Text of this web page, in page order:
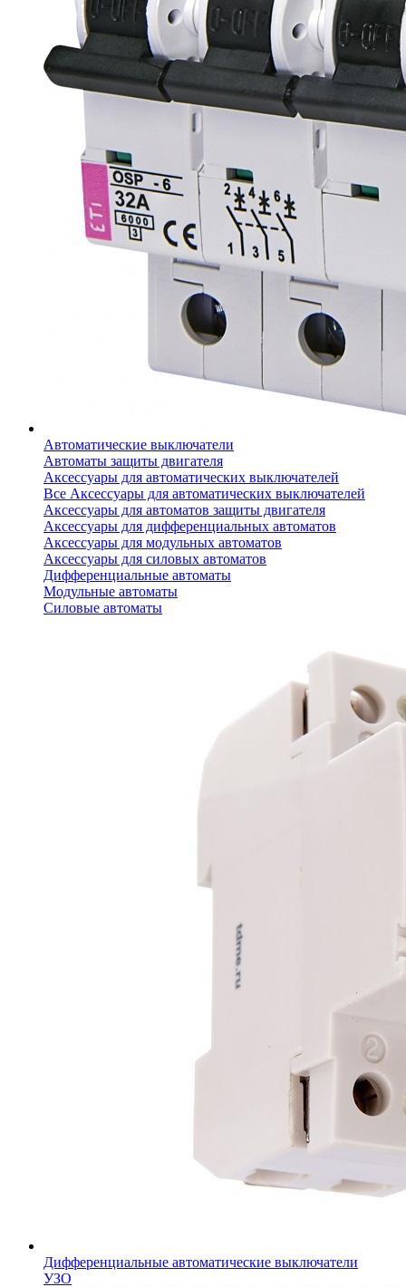
Автоматические выключатели
Автоматы защиты двигателя
Аксессуары для автоматических выключателей
Все Аксессуары для автоматических выключателей
Аксессуары для автоматов защиты двигателя
Аксессуары для дифференциальных автоматов
Аксессуары для модульных автоматов
Аксессуары для силовых автоматов
Дифференциальные автоматы
Модульные автоматы
Силовые автоматы
Дифференциальные автоматические выключатели
УЗО